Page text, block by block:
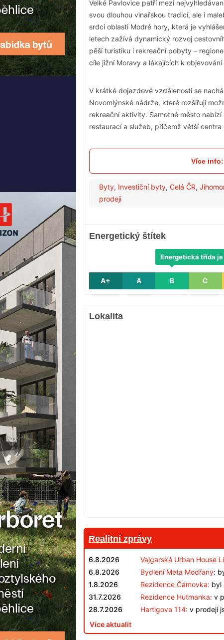
Velké Pavlovice patří mezi
svou dlouhou vinařskou tradicí, ale i
srdci oblasti Modré hory, která je
letech zažívá dynamický rozvoj
pěší turistiku i rekreační pobyty –
cíle jižní Moravy a lákajících k
V krátké dojezdové vzdálenosti se
Novomlýnské nádrže, které rozšiřují
rekreační aktivity. Samotné město
restaurací a služeb, přičemž větší
Více
Byty, Investiční byty, Celá ČR,
prodeji
Energetický štítek
A+ A B
Energetická třída je
C
Lokalita
Realitní zprávy
6.8.2026 Vajgarská Urban House
6.8.2026
Bydlení Meta Modřany:
1.8.2026
Rezidence Čámovka: byl
31.7.2026
Rezidence Hutmanka: v
28.7.2026
Hartigova 114: v prodeji
Více aktualit